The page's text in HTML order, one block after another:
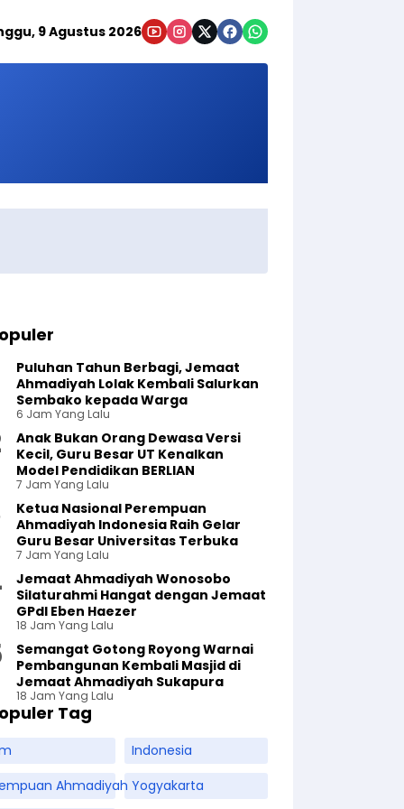
9 Agustus 2026
Puluhan Tahun Berbagi, Jemaat
Ahmadiyah Lolak Kembali Salurkan
Sembako kepada Warga
6 Jam Yang Lalu
Anak Bukan Orang Dewasa Versi
Kecil, Guru Besar UT Kenalkan
Model Pendidikan BERLIAN
7 Jam Yang Lalu
Ketua Nasional Perempuan
Ahmadiyah Indonesia Raih Gelar
Guru Besar Universitas Terbuka
7 Jam Yang Lalu
Jemaat Ahmadiyah Wonosobo
Silaturahmi Hangat dengan Jemaat
GPdI Eben Haezer
18 Jam Yang Lalu
Semangat Gotong Royong Warnai
Pembangunan Kembali Masjid di
Jemaat Ahmadiyah Sukapura
18 Jam Yang Lalu
Tag
Indonesia
Ahmadiyah Yogyakarta